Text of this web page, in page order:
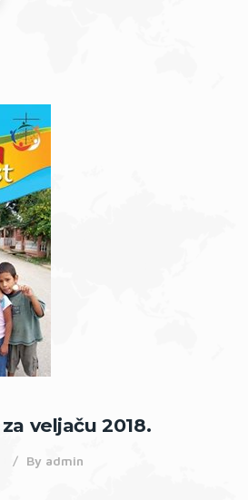
veljaču 2018.
By admin